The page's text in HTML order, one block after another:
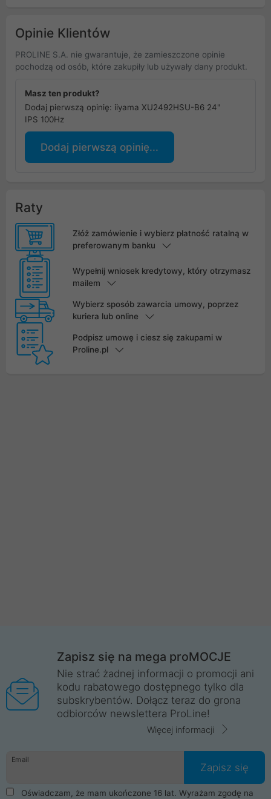
Opinie Klientów
PROLINE S.A. nie gwarantuje, że zamieszczone opinie
pochodzą od osób, które zakupiły lub używały dany produkt.
Masz ten produkt?
Dodaj pierwszą opinię: iiyama XU2492HSU-B6 24"
IPS 100Hz
Dodaj pierwszą opinię...
Raty
Złóż zamówienie i wybierz płatność ratalną w
preferowanym banku
Wypełnij wniosek kredytowy, który otrzymasz
mailem
Wybierz sposób zawarcia umowy, poprzez
kuriera lub online
Podpisz umowę i ciesz się zakupami w
Proline.pl
Zapisz się na mega proMOCJE
Nie strać żadnej informacji o promocji ani
kodu rabatowego dostępnego tylko dla
subskrybentów. Dołącz teraz do grona
odbiorców newslettera ProLine!
Więcej informacji
Email
Zapisz się
Oświadczam, że mam ukończone 16 lat. Wyrażam zgodę na